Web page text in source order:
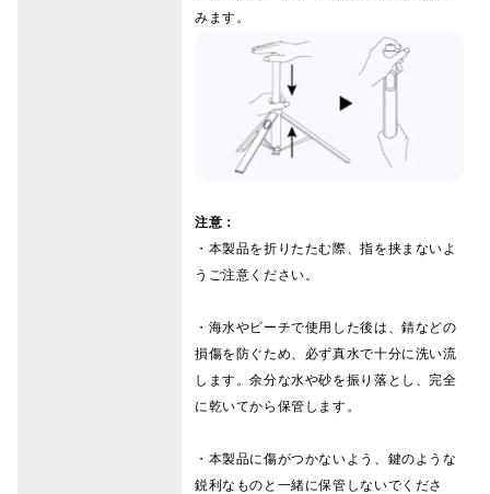
みます。
注意：
・本製品を折りたたむ際、指を挟まないよ
うご注意ください。
・海水やビーチで使用した後は、錆などの
損傷を防ぐため、必ず真水で十分に洗い流
します。余分な水や砂を振り落とし、完全
に乾いてから保管します。
・本製品に傷がつかないよう、鍵のような
鋭利なものと一緒に保管しないでくださ